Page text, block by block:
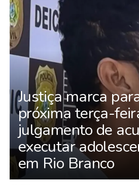
Justiça marca
próxima terça-
julgamento de
executar
em Rio Branco